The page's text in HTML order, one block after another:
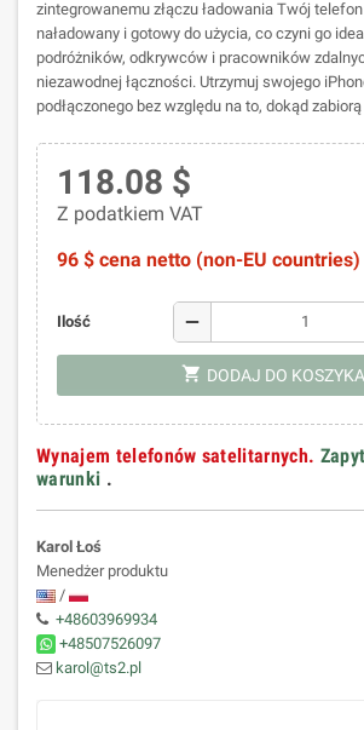
zintegrowanemu złączu ładowania Twój
naładowany i gotowy do użycia, co czyni go
podróżników, odkrywców i pracowników
niezawodnej łączności. Utrzymuj swojego
podłączonego bez względu na to, dokąd
118.08 $
Z podatkiem VAT
96 $ cena netto (non-EU countries)
Ilość remove
shopping_cart DODAJ DO KOSZYKA
Wynajem telefonów satelitarnych.
warunki .
Karol Łoś
Menedżer produktu
/
+48603969934
+48507526097
karol@ts2.pl